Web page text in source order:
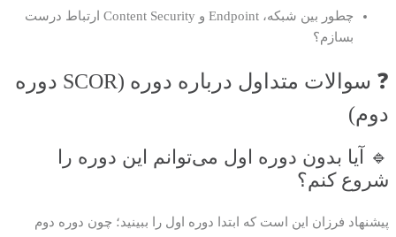
چطور بین شبکه، Endpoint و Content Security ارتباط درست
بسازم؟
❓ سوالات متداول درباره دوره (SCOR دوره
دوم)
🔹 آیا بدون دوره اول می‌توانم این دوره را
شروع کنم؟
پیشنهاد فرزان این است که ابتدا دوره اول را ببینید؛ چون دوره دوم